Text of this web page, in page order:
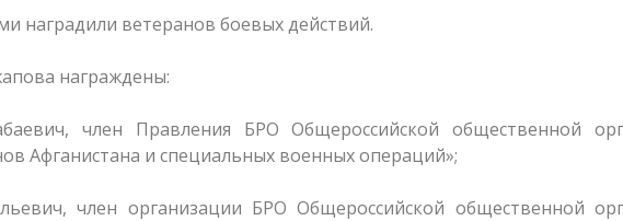
наградили ветеранов боевых действий.
награждены:
член Правления БРО Общероссийской общественной
Афганистана и специальных военных операций»;
член организации БРО Общероссийской общественной